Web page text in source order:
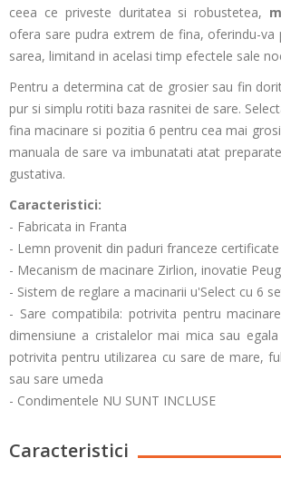
ceea ce priveste duritatea si robustetea,
ofera sare pudra extrem de fina, oferindu-va
sarea, limitand in acelasi timp efectele sale
Pentru a determina cat de grosier sau fin
pur si simplu rotiti baza rasnitei de sare.
fina macinare si pozitia 6 pentru cea mai
manuala de sare va imbunatati atat
gustativa.
Caracteristici:
- Fabricata in Franta
- Lemn provenit din paduri franceze certificate
- Mecanism de macinare Zirlion, inovatie
- Sistem de reglare a macinarii u'Select cu 6
- Sare compatibila: potrivita pentru
dimensiune a cristalelor mai mica sau
potrivita pentru utilizarea cu sare de mare,
sau sare umeda
- Condimentele NU SUNT INCLUSE
Caracteristici